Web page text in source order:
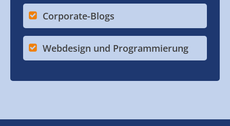
Corporate-Blogs
Webdesign und Programmierung